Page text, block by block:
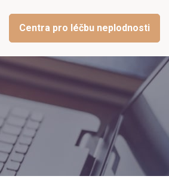
Centra pro léčbu neplodnosti